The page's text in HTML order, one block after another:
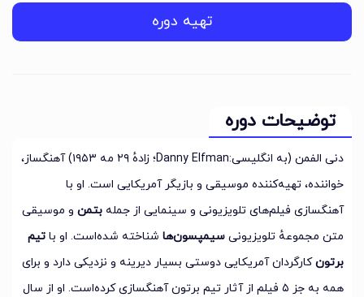
تهیه دوره
توضیحات دوره
دنی الفمن (به انگلیسی:Danny Elfman؛ زادهٔ ۲۹ مه ۱۹۵۳) آهنگساز،
خواننده، تهیه‌کننده موسیقی و بازیگر آمریکایی است. او با
آهنگسازی فیلم‌های تلویزیونی و سینمایی از جمله بتمن و موسیقی
متن مجموعهٔ تلویزیونی سیمپسون‌ها شناخته شده‌است. او با تیم
برتونکارگردان آمریکایی دوستی بسیار دیرینه و نزدیکی دارد و برای
همه به جز ۵ فیلم از آثار تیم برتون آهنگسازی کرده‌است. او از سال